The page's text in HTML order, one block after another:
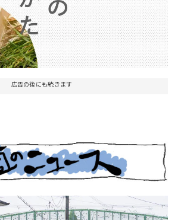
広告の後にも続きます